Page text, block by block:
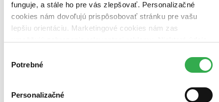
funguje, a stále ho pre vás zlepšovať. Personalizačné
cookies nám dovoľujú prispôsobovať stránku pre vašu
lepšiu orientáciu. Marketingové cookies nám zas
keby sme mohli používať všetky tieto cookies. Ďakujeme!
súhlasu
Potrebné
Personalizačné